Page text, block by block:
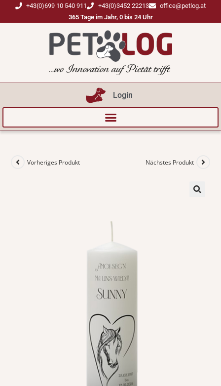
+43(0)699 10 540 911 +43(0)3452 22213
office@petlog.at
365 Tage im Jahr, 0 bis 24 Uhr
Login
Vorheriges Produkt Nächstes Produkt